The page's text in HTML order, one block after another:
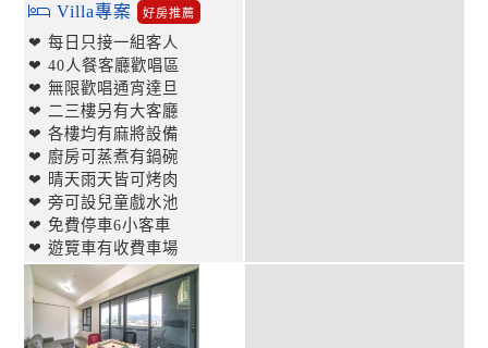
Villa專案 好房推薦
❤ 每日只接一組客人
❤ 40人餐客廳歡唱區
❤ 無限歡唱通宵達旦
❤ 二三樓另有大客廳
❤ 各樓均有麻將設備
❤ 廚房可蒸煮有鍋碗
❤ 晴天雨天皆可烤肉
❤ 旁可設兒童戲水池
❤ 免費停車6小客車
❤ 遊覽車有收費車場